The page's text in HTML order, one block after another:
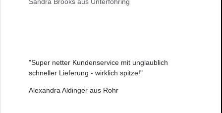
"Super netter Kundenservice mit unglaublich
schneller Lieferung - wirklich spitze!"
Alexandra Aldinger aus Rohr